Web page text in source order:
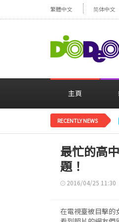
繁體中文 简体中文
主頁
RECENTLY NEWS
最忙的高
題！
2016/04/25 11:30
在電視臺被目擊的